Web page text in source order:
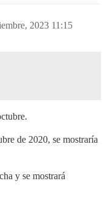
2023 11:15
de 2020, se mostraría
y se mostrará